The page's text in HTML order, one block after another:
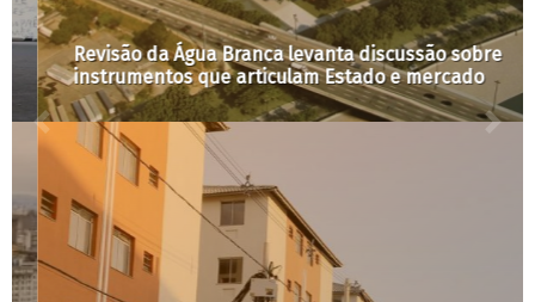
Revisão da Água Branca levanta discussão sobre
instrumentos que articulam Estado e mercado